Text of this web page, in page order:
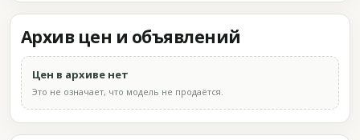
Архив цен и объявлений
Цен в архиве нет
Это не означает, что модель не продаётся.